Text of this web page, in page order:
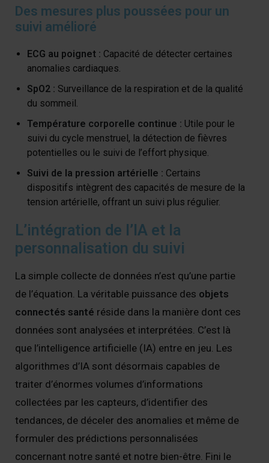
Des mesures plus poussées pour un
suivi amélioré
ECG au poignet : Capacité de détecter certaines
anomalies cardiaques.
SpO2 : Surveillance de la respiration et de la qualité
du sommeil.
Température corporelle continue : Utile pour le
suivi du cycle menstruel, la détection de fièvres
potentielles ou le suivi de l’effort physique.
Suivi de la pression artérielle : Certains
dispositifs intègrent des capacités de mesure de la
tension artérielle, offrant un suivi plus régulier.
L’intégration de l’IA et la
personnalisation du suivi
La simple collecte de données n’est qu’une partie
de l’équation. La véritable puissance des objets
connectés santé réside dans la manière dont ces
données sont analysées et interprétées. C’est là
que l’intelligence artificielle (IA) entre en jeu. Les
algorithmes d’IA sont désormais capables de
traiter d’énormes volumes d’informations
collectées par les capteurs, d’identifier des
tendances, de déceler des anomalies et même de
formuler des prédictions personnalisées
concernant notre santé et notre bien-être. Fini le